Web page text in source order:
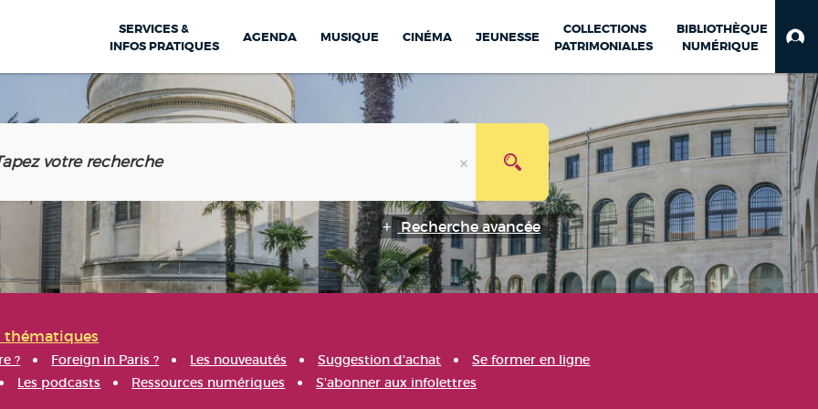
SERVICES &
INFOS PRATIQUES
AGENDA MUSIQUE CINÉMA JEUNESSE
COLLECTIONS
PATRIMONIALES
BIBLIOTHÈQUE
NUMÉRIQUE
Recherche avancée
thématiques
? Foreign in Paris ? Les nouveautés Suggestion d'achat
Se former en ligne
Les podcasts Ressources numériques S'abonner aux infolettres